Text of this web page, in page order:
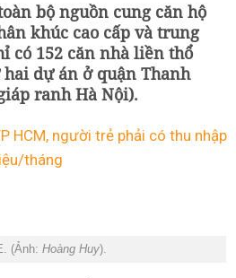
bộ nguồn cung căn hộ
khúc cao cấp và trung
có 152 căn nhà liền thổ
dự án ở quận Thanh
ranh Hà Nội).
HCM, người trẻ phải có thu nhập
tháng
(Ảnh: Hoàng Huy).